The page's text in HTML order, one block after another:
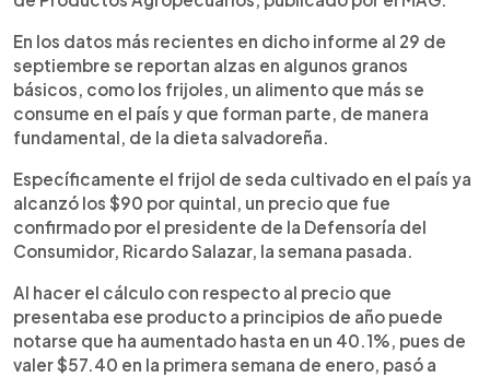
En los datos más recientes en dicho informe al 29 de
septiembre se reportan alzas en algunos granos
básicos, como los frijoles, un alimento que más se
consume en el país y que forman parte, de manera
fundamental, de la dieta salvadoreña.
Específicamente el frijol de seda cultivado en el país ya
alcanzó los $90 por quintal, un precio que fue
confirmado por el presidente de la Defensoría del
Consumidor, Ricardo Salazar, la semana pasada.
Al hacer el cálculo con respecto al precio que
presentaba ese producto a principios de año puede
notarse que ha aumentado hasta en un 40.1%, pues de
valer $57.40 en la primera semana de enero, pasó a